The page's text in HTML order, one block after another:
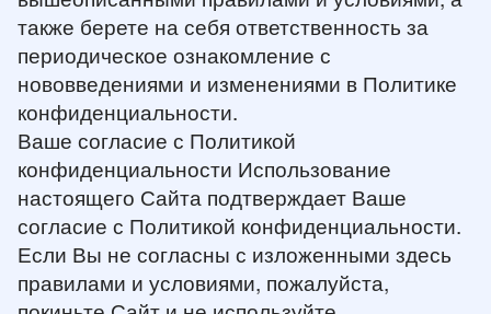
также берете на себя ответственность за
периодическое ознакомление с
нововведениями и изменениями в Политике
конфиденциальности.
Ваше согласие с Политикой
конфиденциальности Использование
настоящего Сайта подтверждает Ваше
согласие с Политикой конфиденциальности.
Если Вы не согласны с изложенными здесь
правилами и условиями, пожалуйста,